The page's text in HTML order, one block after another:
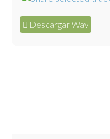
Descargar Wav